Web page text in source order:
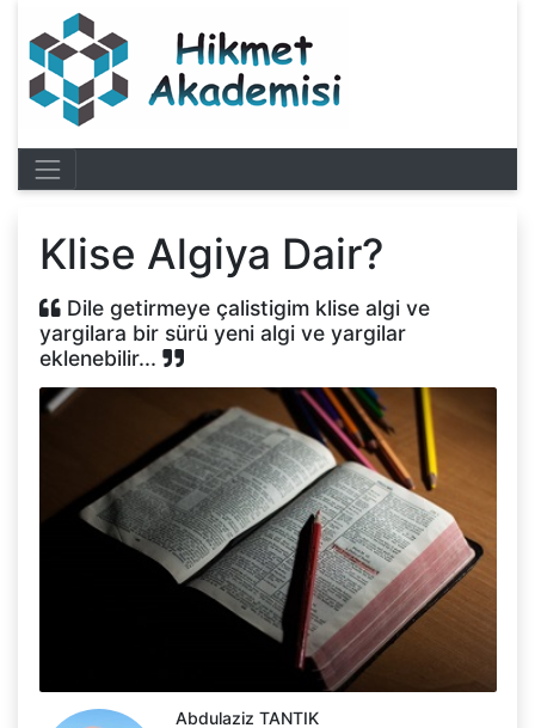
Klise Algiya Dair?
Dile getirmeye çalistigim klise algi ve
yargilara bir sürü yeni algi ve yargilar
eklenebilir...
Abdulaziz TANTIK